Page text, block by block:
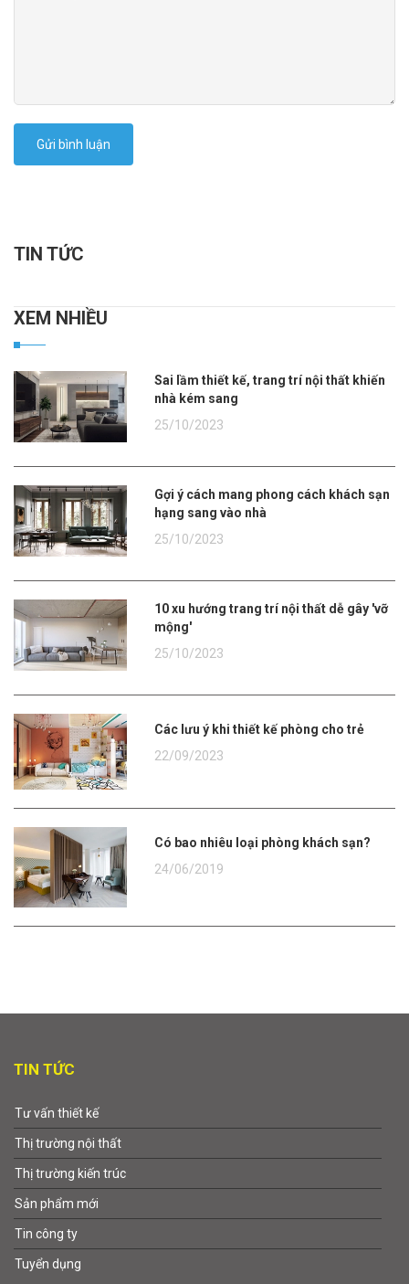
Gửi bình luận
TIN TỨC
XEM NHIỀU
Sai lầm thiết kế, trang trí nội thất khiến
nhà kém sang
25/10/2023
Gợi ý cách mang phong cách khách sạn
hạng sang vào nhà
25/10/2023
10 xu hướng trang trí nội thất dễ gây 'vỡ
mộng'
25/10/2023
Các lưu ý khi thiết kế phòng cho trẻ
22/09/2023
Có bao nhiêu loại phòng khách sạn?
24/06/2019
TIN TỨC
Tư vấn thiết kế
Thị trường nội thất
Thị trường kiến trúc
Sản phẩm mới
Tin công ty
Tuyển dụng